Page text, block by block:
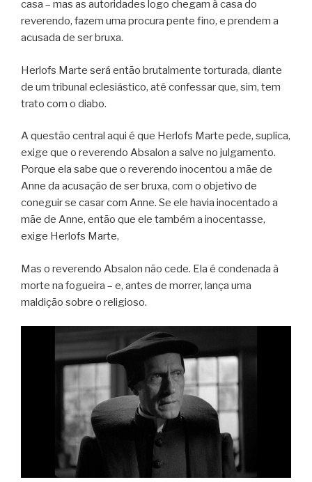
casa – mas as autoridades logo chegam à casa do
reverendo, fazem uma procura pente fino, e prendem a
acusada de ser bruxa.
Herlofs Marte será então brutalmente torturada, diante
de um tribunal eclesiástico, até confessar que, sim, tem
trato com o diabo.
A questão central aqui é que Herlofs Marte pede, suplica,
exige que o reverendo Absalon a salve no julgamento.
Porque ela sabe que o reverendo inocentou a mãe de
Anne da acusação de ser bruxa, com o objetivo de
coneguir se casar com Anne. Se ele havia inocentado a
mãe de Anne, então que ele também a inocentasse,
exige Herlofs Marte,
Mas o reverendo Absalon não cede. Ela é condenada à
morte na fogueira – e, antes de morrer, lança uma
maldição sobre o religioso.